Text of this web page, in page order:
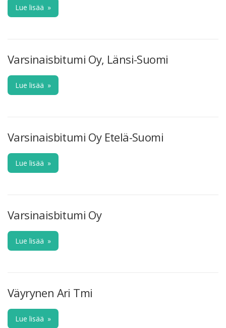
Lue lisää »
Varsinaisbitumi Oy, Länsi-Suomi
Lue lisää »
Varsinaisbitumi Oy Etelä-Suomi
Lue lisää »
Varsinaisbitumi Oy
Lue lisää »
Väyrynen Ari Tmi
Lue lisää »